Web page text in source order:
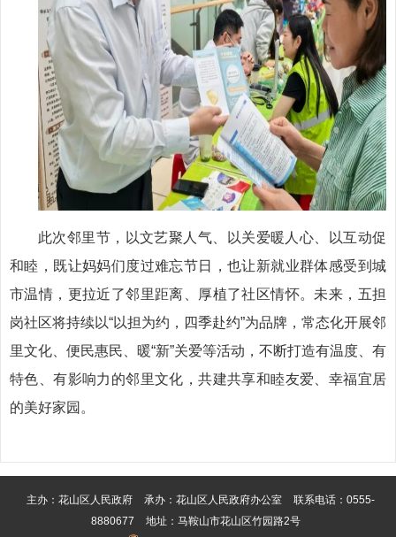
此次邻里节，以文艺聚人气、以关爱暖人心、以互动促
和睦，既让妈妈们度过难忘节日，也让新就业群体感受到城
市温情，更拉近了邻里距离、厚植了社区情怀。未来，五担
岗社区将持续以“以担为约，四季赴约”为品牌，常态化开展邻
里文化、便民惠民、暖“新”关爱等活动，不断打造有温度、有
特色、有影响力的邻里文化，共建共享和睦友爱、幸福宜居
的美好家园。
主办：花山区人民政府 承办：花山区人民政府办公室
联系电话：0555-
8880677
地址：马鞍山市花山区竹园路2号